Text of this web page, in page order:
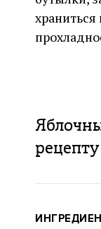
рецепту